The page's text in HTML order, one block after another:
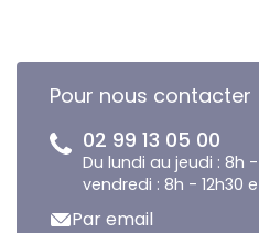
Pour nous contacter
02 99 13 05 00
Du lundi au jeudi : 8h -
vendredi : 8h - 12h30
Par email